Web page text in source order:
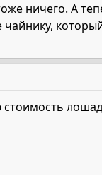
ничего. А